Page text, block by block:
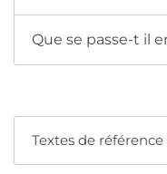
Que se passe-t il
Textes de référence